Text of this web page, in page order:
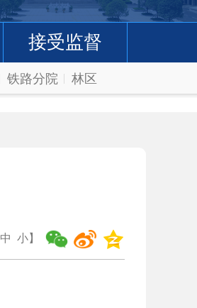
接受监督
铁路分院 林区
中 小】